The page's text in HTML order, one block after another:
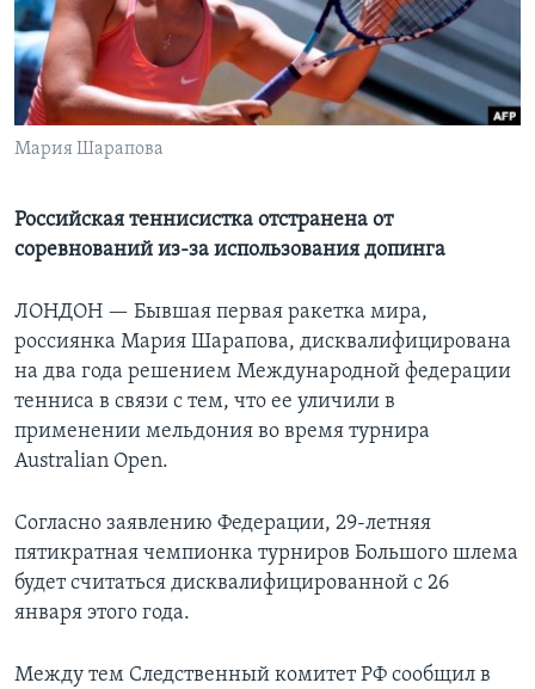
Learning English
СОЦИАЛЬНЫЕ СЕТИ
Языки
Мария Шарапова
Российская теннисистка отстранена от
соревнований из-за использования допинга
ЛОНДОН — Бывшая первая ракетка мира,
россиянка Мария Шарапова, дисквалифицирована
на два года решением Международной федерации
тенниса в связи с тем, что ее уличили в
применении мельдония во время турнира
Australian Open.
Согласно заявлению Федерации, 29-летняя
пятикратная чемпионка турниров Большого шлема
будет считаться дисквалифицированной с 26
января этого года.
Между тем Следственный комитет РФ сообщил в